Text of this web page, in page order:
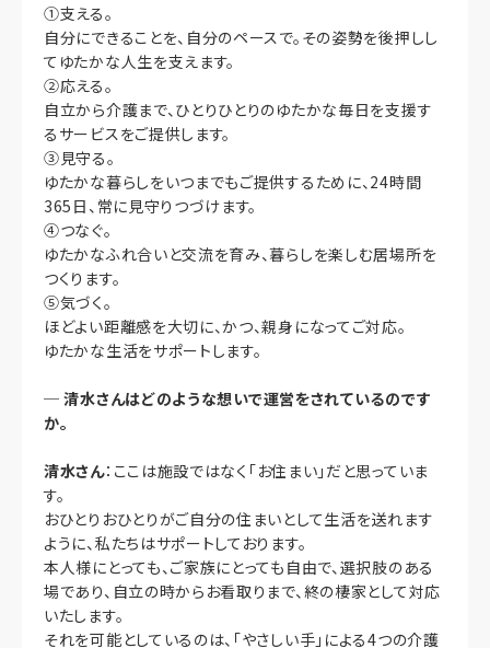
①支える。
自分にできることを、自分のペースで。その姿勢を後押しし
てゆたかな人生を支えます。
②応える。
自立から介護まで、ひとりひとりのゆたかな毎日を支援す
るサービスをご提供します。
③見守る。
ゆたかな暮らしをいつまでもご提供するために、24時間
365日、常に見守りつづけます。
④つなぐ。
ゆたかなふれ合いと交流を育み、暮らしを楽しむ居場所を
つくります。
⑤気づく。
ほどよい距離感を大切に、かつ、親身になってご対応。
ゆたかな生活をサポートします。
─清水さんはどのような想いで運営をされているのです
か。
清水さん：ここは施設ではなく「お住まい」だと思っていま
す。
おひとりおひとりがご自分の住まいとして生活を送れます
ように、私たちはサポートしております。
本人様にとっても、ご家族にとっても自由で、選択肢のある
場であり、自立の時からお看取りまで、終の棲家として対応
いたします。
それを可能としているのは、「やさしい手」による4つの介護